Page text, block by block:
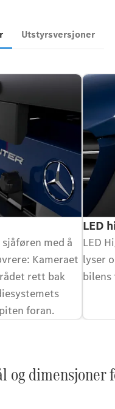
Utstyrsversjoner
med å
Kameraet
rett bak
foran.
LED
LED
lyser
bilens
og